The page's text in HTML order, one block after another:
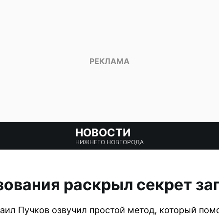
НОВОСТИ
НИЖНЕГО НОВГОРОДА
раскрыл секрет
Пучков озвучил простой метод, который